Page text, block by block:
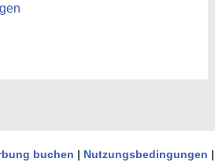
buchen | Nutzungsbedingungen |